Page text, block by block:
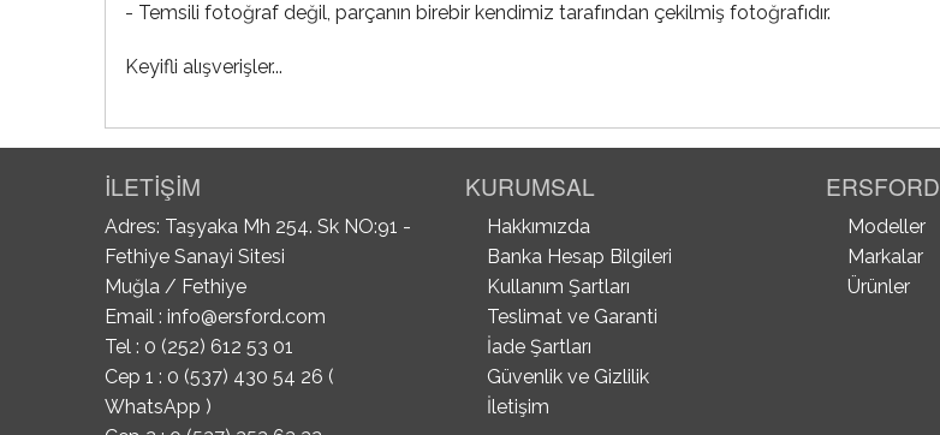
- Temsili fotoğraf değil, parçanın birebir kendimiz tarafından çekilmiş fotoğrafıdır.
Keyifli alışverişler...
İLETİŞİM
Adres: Taşyaka Mh 254. Sk NO:91 -
Fethiye Sanayi Sitesi
Muğla / Fethiye
Email : info@ersford.com
Tel : 0 (252) 612 53 01
Cep 1 : 0 (537) 430 54 26 (
WhatsApp )
KURUMSAL
Hakkımızda
Banka Hesap Bilgileri
Kullanım Şartları
Teslimat ve Garanti
İade Şartları
Güvenlik ve Gizlilik
İletişim
ERSFORD
Modeller
Markalar
Ürünler